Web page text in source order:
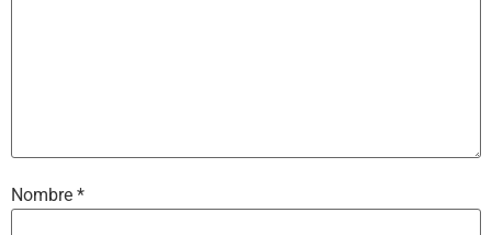
Nombre *